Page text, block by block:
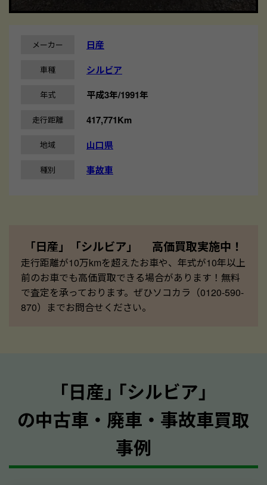
メーカー 日産
車種 シルビア
年式 平成3年/1991年
走行距離 417,771Km
地域 山口県
種別 事故車
「日産」「シルビア」 高価買取実施中！
走行距離が10万kmを超えたお車や、年式が10年以上
前のお車でも高価買取できる場合があります！無料
で査定を承っております。ぜひソコカラ（0120-590-
870）までお問合せください。
｢日産｣ ｢シルビア｣
の中古車・廃車・事故車買取
事例